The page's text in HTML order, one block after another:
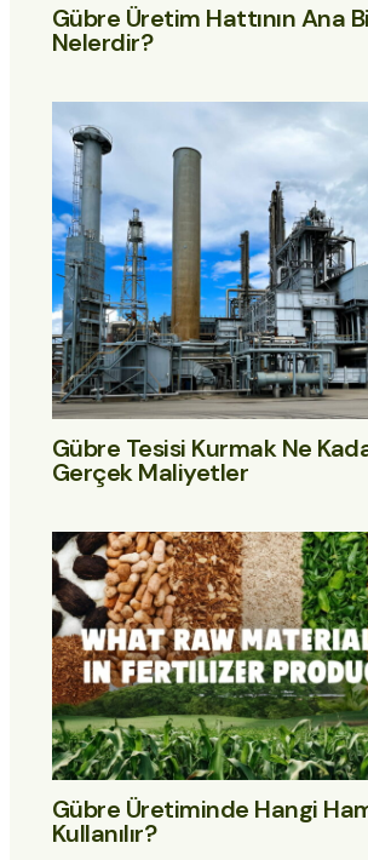
Gübre Üretim Hattının Ana
Nelerdir?
Gübre Tesisi Kurmak Ne
Gerçek Maliyetler
Gübre Üretiminde Hangi
Kullanılır?